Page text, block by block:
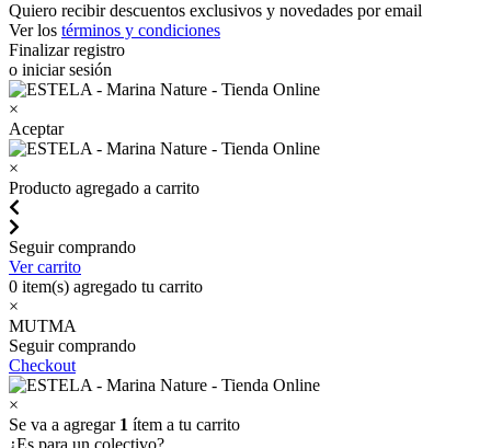
Quiero recibir descuentos exclusivos y novedades por email
Ver los términos y condiciones
Finalizar registro
o iniciar sesión
×
Aceptar
×
Producto agregado a carrito
Seguir comprando
Ver carrito
0 item(s) agregado tu carrito
×
MUTMA
Seguir comprando
Checkout
×
Se va a agregar 1 ítem a tu carrito